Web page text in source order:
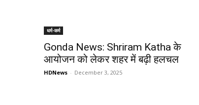
धर्म-कर्म
Gonda News: Shriram Katha के
आयोजन को लेकर शहर में बढ़ी हलचल
HDNews - December 3, 2025